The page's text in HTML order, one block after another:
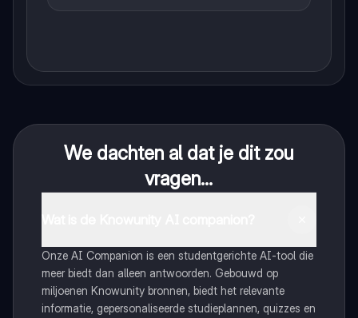
We dachten al dat je dit zou
vragen...
Onze AI Companion is een studentgerichte AI-tool die
meer biedt dan alleen antwoorden. Gebouwd op
miljoenen Knowunity bronnen, biedt het relevante
informatie, gepersonaliseerde studieplannen, quizzes en